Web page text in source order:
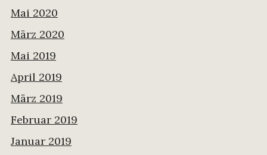
Mai 2020
März 2020
Mai 2019
April 2019
März 2019
Februar 2019
Januar 2019